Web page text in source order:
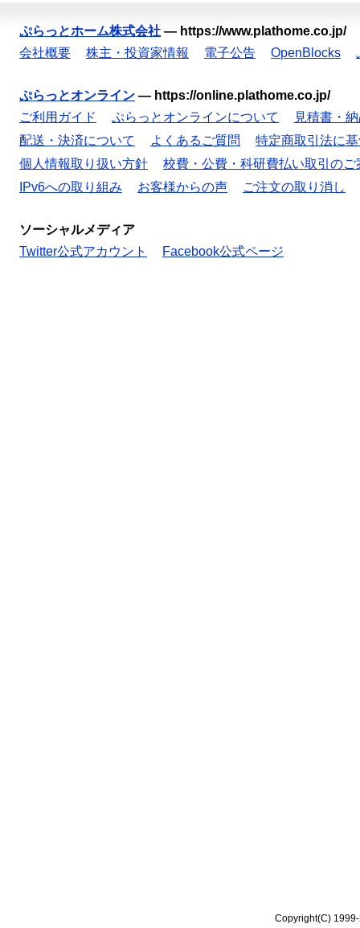
ぷらっとホーム株式会社 — https://www.plathome.co.jp/
会社概要
株主・投資家情報 電子公告 OpenBlocks
ぷらっとオンライン — https://online.plathome.co.jp/
ご利用ガイド
ぷらっとオンラインについて
見積書・
配送・決済について
よくあるご質問
特定商取引法に
個人情報取り扱い方針
校費・公費・科研費払い取引のご
IPv6への取り組み
お客様からの声 ご注文の取り消し
ソーシャルメディア
Twitter公式アカウント
Facebook公式ページ
Copyright(C)